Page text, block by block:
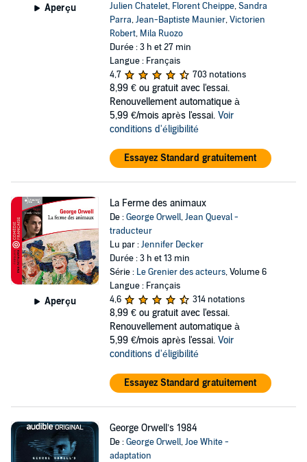
Aperçu
Julien Chatelet, Florent Cheippe,Sandra
Parra,Jean-Baptiste Maunier,Victorien
Robert, Mila Ruozo
Durée : 3 h et 27 min
Langue : Français
4,7
703 notations
8,99 € ou gratuit avec l'essai.
Renouvellement automatique à
5,99 €/mois après l'essai. Voir
conditions d'éligibilité
Essayez Standard gratuitement
Aperçu
La Ferme des animaux
De :George Orwell,Jean Queval -
traducteur
Lu par :Jennifer Decker
Durée : 3 h et 13 min
Série : Le Grenier des acteurs, Volume 6
Langue : Français
4,6
314 notations
8,99 € ou gratuit avec l'essai.
Renouvellement automatique à
5,99 €/mois après l'essai. Voir
conditions d'éligibilité
Essayez Standard gratuitement
George Orwell’s 1984
De :George Orwell,Joe White -
adaptation